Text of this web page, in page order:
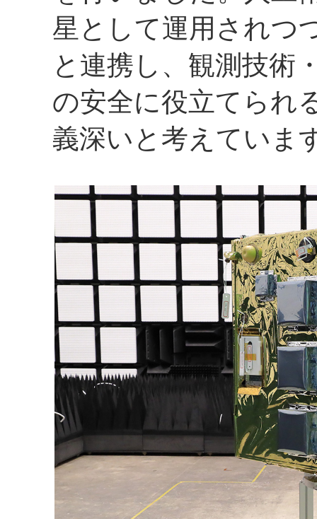
星として運用されつ
と連携し、観測技術
の安全に役立てられ
義深いと考えていま